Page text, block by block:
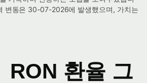
변동은 30-07-2026에 발생했으며, 가치는
환율 그